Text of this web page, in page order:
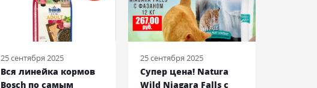
25 сентября 2025
Вся линейка кормов
Bosch по самым
25 сентября 2025
Супер цена! Natura
Wild Niagara Falls c